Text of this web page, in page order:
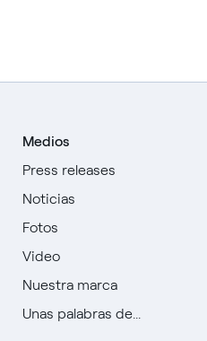
Medios
Press releases
Noticias
Fotos
Video
Nuestra marca
Unas palabras de...